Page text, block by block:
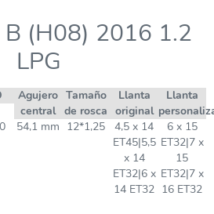
(H08) 2016 1.2
LPG
Agujero
central
Tamaño
de rosca
Llanta
original
Llanta
54,1 mm 12*1,25
4,5 x 14
ET45|5,5
x 14
ET32|6 x
14 ET32
6 x 15
ET32|7 x
15
ET32|7 x
16 ET32